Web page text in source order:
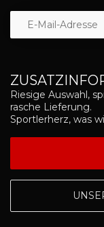
Riesige Auswahl,
rasche Lieferung.
Sportlerherz, was